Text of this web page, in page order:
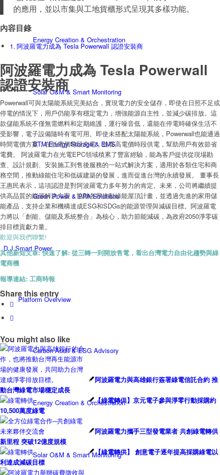
Energy Creation & Orchestration
Solar O&M & Smart Monitoring
BTM Energy Storage & EMS
Green Power & PPA Solutions
D.J Smart Power
Platform Overview
Carbon Audit & ESG Advisory
Energy Creation & Orchestration
Solar O&M & Smart Monitoring
的應用，並以市集與工地貨櫃形式呈現其多樣功能。
內容目錄
阿波羅電力成為 Tesla Powerwall 認證安裝商
阿波羅電力成為 Tesla Powerwall
認證安裝商
Powerwall可與太陽能系統完美結合，實現電力的安全儲存，即使在日照不足或
停電的情況下，用戶仍能享有穩定電力，增強能源自主性，並減少碳排放。這
款儲能系統不僅無需燃料和定期維護，運行噪音低，還能在停電時確保生活不
受影響，電子設備隨時有電可用。即使未搭配太陽能系統，Powerwall也能通過
時間電價方案，在低電價時段充電，並在高電價時段供電，幫助用戶有效節省
電費。 阿波羅電力在光電EPC領域積累了豐富經驗，能為客戶提供從現場勘
查、設計規劃、安裝施工到售後服務的一站式解決方案，適用於各類住宅和商
務空間，推動綠能住宅和低碳建築的發展，進而促進台灣的永續發展。 董事長
王惠民表示，這項認證是對阿波羅電力多年努力的肯定。未來，公司將繼續提
供高品質的能源解決方案，協助各界推動綠能屋頂計畫，並透過先進的家用儲
能產品，支持企業和機構達成ESG和SDGs的能源管理與減碳目標。阿波羅電
力將以「創能、儲能及系統整合」為核心，助力節能減碳，為政府2050淨零碳
排目標貢獻力量。
歡迎與我們聯繫!
其他新知文章:快速了解: 從三轉一到開放售電，看出台灣電力自由化趨勢與綠
電商機
報導連結: 工商時報
Share this entry
You might also like
阿波羅電力與高雄銀行簽署綠電信託合約 推
動台灣綠電市場穩定成長
【綠電轉供】京元電子參與淨零行動採購約
10,500萬度綠電
阿波羅電力攜手三型發電業者 共創綠電轉供
新里程 突破12億度規模
【綠電轉供】 創意電子逐年提高採購綠電以
利達成減碳目標